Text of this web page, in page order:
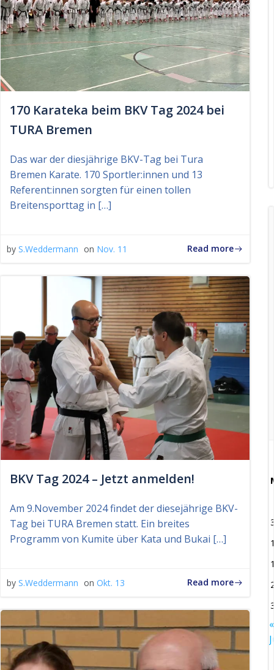
170 Karateka beim BKV Tag 2024 bei
TURA Bremen
Das war der diesjährige BKV-Tag bei Tura
Bremen Karate. 170 Sportler:innen und 13
Referent:innen sorgten für einen tollen
Breitensporttag in […]
by S.Weddermann on Nov. 11 Read more
BKV Tag 2024 – Jetzt anmelden!
Am 9.November 2024 findet der diesejährige BKV-
Tag bei TURA Bremen statt. Ein breites
Programm von Kumite über Kata und Bukai […]
by S.Weddermann on Okt. 13 Read more
«